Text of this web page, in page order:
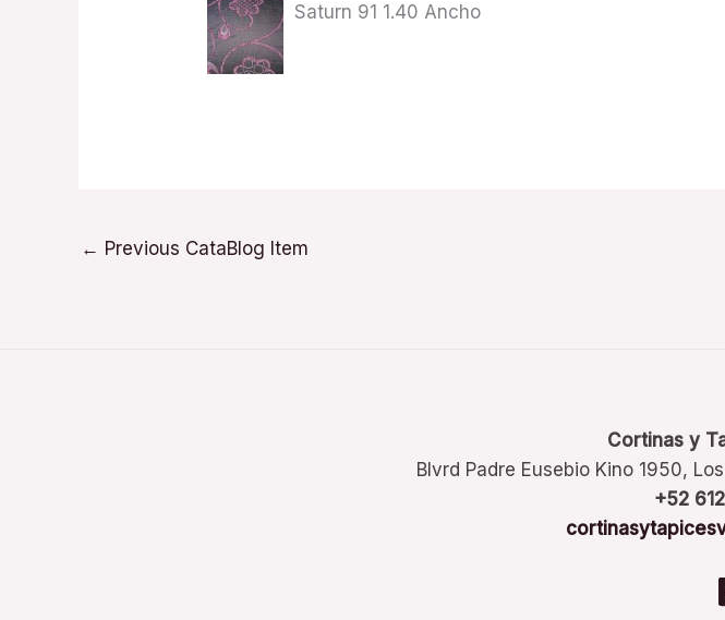
Saturn 91 1.40 Ancho
← Previous CataBlog Item
Cortinas y
Blvrd Padre Eusebio Kino 1950,
+52